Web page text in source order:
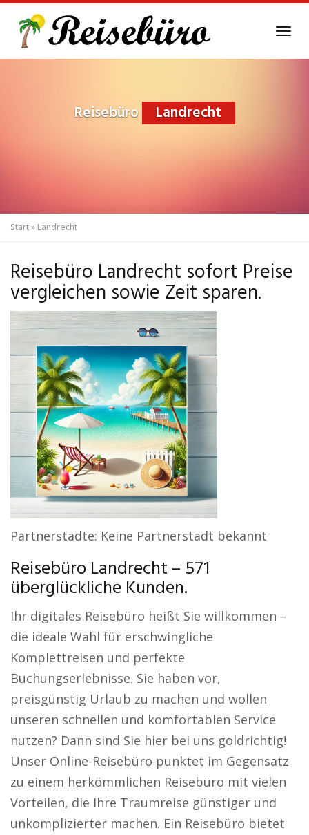
main
Reisebüro Landrecht
Start» Landrecht
Reisebüro Landrecht sofort Preise
vergleichen sowie Zeit sparen.
Partnerstädte: Keine Partnerstadt bekannt
Reisebüro Landrecht – 571
überglückliche Kunden.
Ihr digitales Reisebüro heißt Sie willkommen –
die ideale Wahl für erschwingliche
Komplettreisen und perfekte
Buchungserlebnisse. Sie haben vor,
preisgünstig Urlaub zu machen und wollen
unseren schnellen und komfortablen Service
nutzen? Dann sind Sie hier bei uns goldrichtig!
Unser Online-Reisebüro punktet im Gegensatz
zu einem herkömmlichen Reisebüro mit vielen
Vorteilen, die Ihre Traumreise günstiger und
unkomplizierter machen. Ein Reisebüro bietet